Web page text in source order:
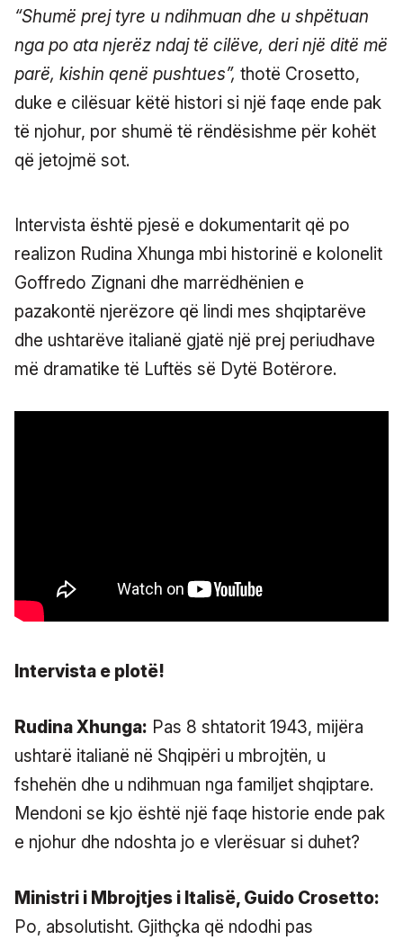
“Shumë prej tyre u ndihmuan dhe u shpëtuan
nga po ata njerëz ndaj të cilëve, deri një ditë më
parë, kishin qenë pushtues”, thotë Crosetto,
duke e cilësuar këtë histori si një faqe ende pak
të njohur, por shumë të rëndësishme për kohët
që jetojmë sot.
Intervista është pjesë e dokumentarit që po
realizon Rudina Xhunga mbi historinë e kolonelit
Goffredo Zignani dhe marrëdhënien e
pazakontë njerëzore që lindi mes shqiptarëve
dhe ushtarëve italianë gjatë një prej periudhave
më dramatike të Luftës së Dytë Botërore.
Intervista e plotë!
Rudina Xhunga: Pas 8 shtatorit 1943, mijëra
ushtarë italianë në Shqipëri u mbrojtën, u
fshehën dhe u ndihmuan nga familjet shqiptare.
Mendoni se kjo është një faqe historie ende pak
e njohur dhe ndoshta jo e vlerësuar si duhet?
Ministri i Mbrojtjes i Italisë, Guido Crosetto:
Po, absolutisht. Gjithçka që ndodhi pas